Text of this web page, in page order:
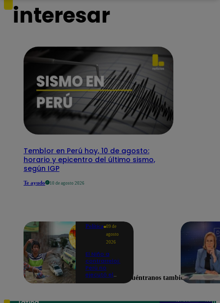
interesar
Temblor en Perú hoy, 10 de agosto:
horario y epicentro del último sismo,
según IGP
Te ayudo 10 de agosto 2026
Política 09 de
agosto
2026
El Niño a
contrarreloj:
Perú no
ejecutó el
Encuéntranos también en